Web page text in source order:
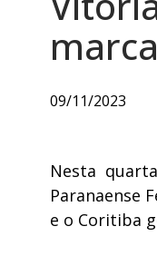
09/11/2023
Nesta
Paranaense
e o Coritiba